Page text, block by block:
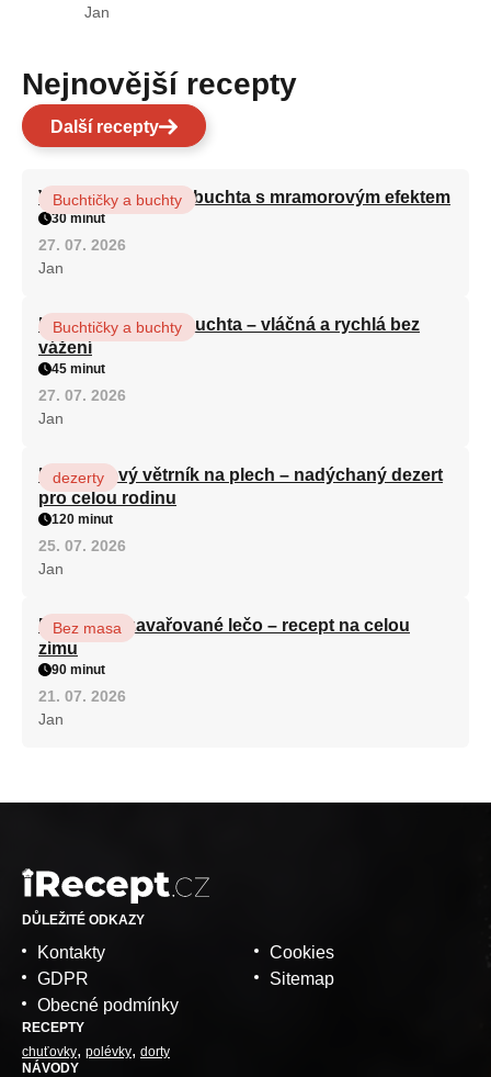
Jan
Nejnovější recepty
Další recepty
Vláčná olejová litá buchta s mramorovým efektem
Buchtičky a buchty
30 minut
27. 07. 2026
Jan
Hrnková maková buchta – vláčná a rychlá bez
vážení
Buchtičky a buchty
45 minut
27. 07. 2026
Jan
Karamelový větrník na plech – nadýchaný dezert
pro celou rodinu
dezerty
120 minut
25. 07. 2026
Jan
Babiččino zavařované lečo – recept na celou
zimu
Bez masa
90 minut
21. 07. 2026
Jan
DŮLEŽITÉ ODKAZY
Kontakty
GDPR
Obecné podmínky
Cookies
Sitemap
RECEPTY
chuťovky polévky dorty
NÁVODY